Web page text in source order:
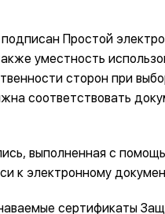
Простой
уместность
сторон при
соответствовать
выполненная с
к электронному
сертификаты